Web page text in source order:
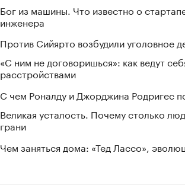
Бог из машины. Что известно о
инженера
Против Сийярто возбудили уголовное
«С ним не договоришься»: как ведут
расстройствами
С чем Роналду и Джорджина Родригес
Великая усталость. Почему столько
грани
Чем заняться дома: «Тед Лассо»,